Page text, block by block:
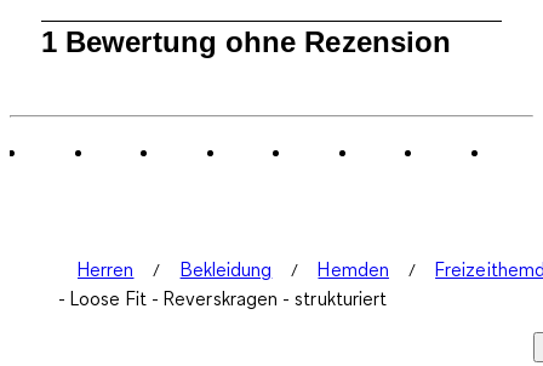
von
1 Bewertung ohne Rezension
Herren Bekleidung Hemden
- Loose Fit - Reverskragen - strukturiert